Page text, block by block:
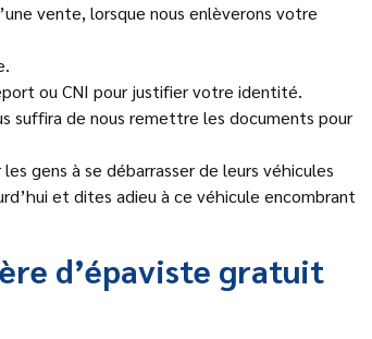
vente, lorsque nous enlèverons votre
ou CNI pour justifier votre identité.
suffira de nous remettre les documents pour
gens à se débarrasser de leurs véhicules
et dites adieu à ce véhicule encombrant
d’épaviste gratuit